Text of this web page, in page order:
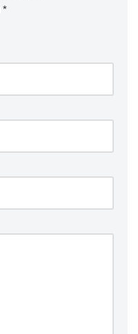
*